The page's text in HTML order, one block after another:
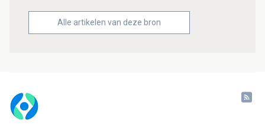
Alle artikelen van deze bron